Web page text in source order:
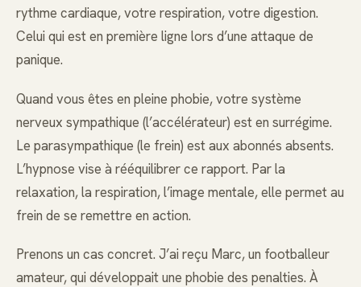
rythme cardiaque, votre respiration, votre digestion.
Celui qui est en première ligne lors d’une attaque de
panique.
Quand vous êtes en pleine phobie, votre système
nerveux sympathique (l’accélérateur) est en surrégime.
Le parasympathique (le frein) est aux abonnés absents.
L’hypnose vise à rééquilibrer ce rapport. Par la
relaxation, la respiration, l’image mentale, elle permet au
frein de se remettre en action.
Prenons un cas concret. J’ai reçu Marc, un footballeur
amateur, qui développait une phobie des penalties. À